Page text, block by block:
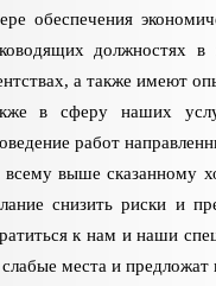
обеспечения
должностях в
а также имеют
в сферу наших
работ
всему выше сказанному
снизить риски и
к нам и наши
места и